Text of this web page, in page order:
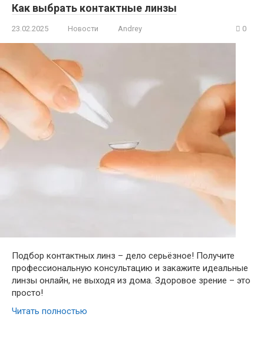
Как выбрать контактные линзы
23.02.2025 Новости Andrey 0
Подбор контактных линз – дело серьёзное! Получите
профессиональную консультацию и закажите идеальные
линзы онлайн, не выходя из дома. Здоровое зрение – это
просто!
Читать полностью